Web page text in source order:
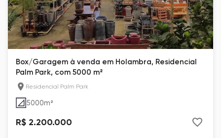
Box/Garagem à venda em Holambra, Residencial
Palm Park, com 5000 m²
Residencial Palm Park
5000m²
R$ 2.200.000